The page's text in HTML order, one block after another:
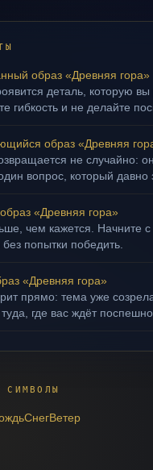
образ «Древняя гора»
деталь, которую
гибкость и не делайте
образ «Древняя
не случайно:
вопрос, который давно
«Древняя гора»
чем кажется. Начните с
без попытки победить.
«Древняя гора»
прямо: тема уже
где вас ждёт
СИМВОЛЫ
СнегВетер